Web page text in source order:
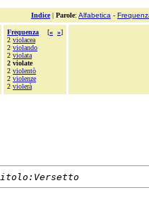
Indice| Parole: Alfabetica -
Frequenza [« »]
2 violacea
2 violando
2 violata
2 violate
2 violentò
2 violenze
2 violerà